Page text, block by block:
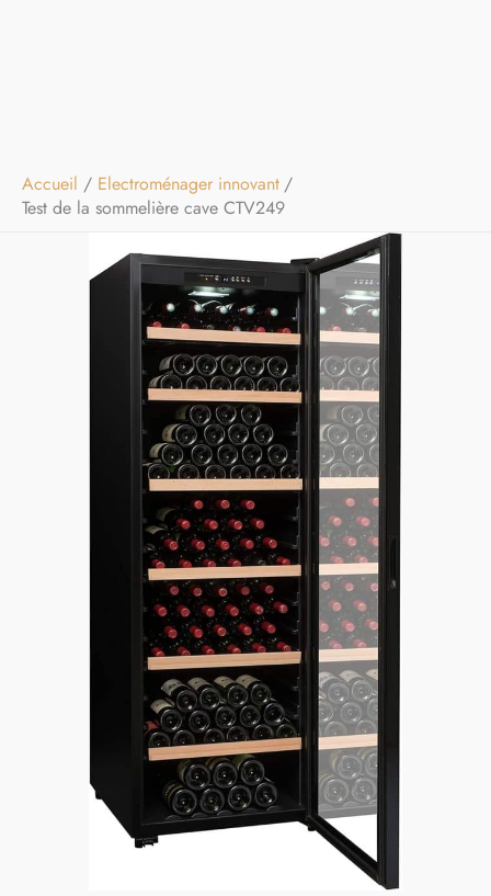
Accueil
Electroménager innovant
Test de la sommelière cave CTV249